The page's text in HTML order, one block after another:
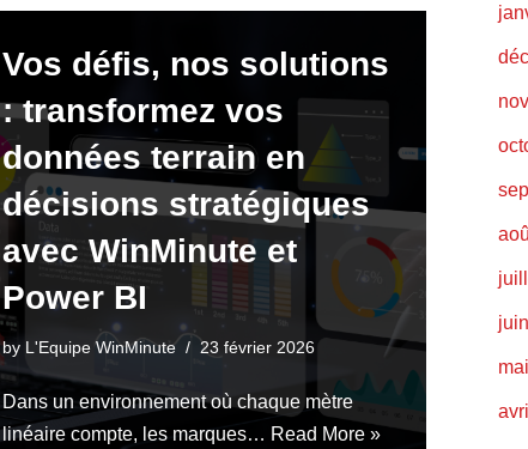
Vos défis, nos solutions
: transformez vos
données terrain en
décisions stratégiques
avec WinMinute et
Power BI
by L'Equipe WinMinute 23 février 2026
Dans un environnement où chaque mètre
linéaire compte, les marques… Read More »